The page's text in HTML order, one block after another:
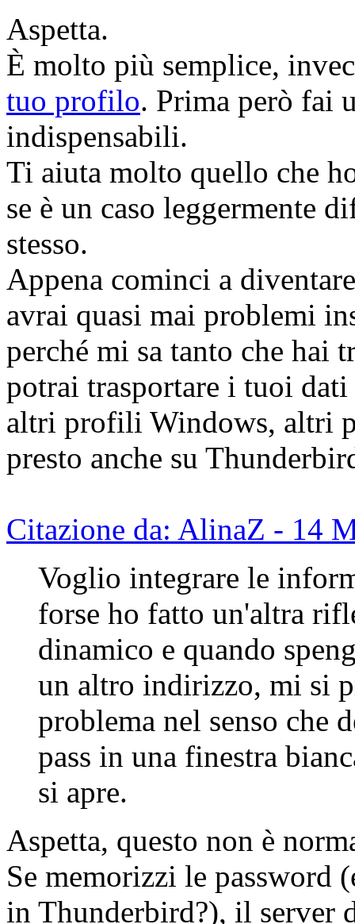
Aspetta.
È molto più semplice,
tuo profilo. Prima però fai
indispensabili.
Ti aiuta molto quello che
se è un caso leggermente
stesso.
Appena cominci a
avrai quasi mai problemi
perché mi sa tanto che hai
potrai trasportare i tuoi
altri profili Windows, altri
presto anche su
Citazione da: AlinaZ - 14
Voglio integrare le
forse ho fatto un'altra
dinamico e quando
un altro indirizzo, mi si
problema nel senso che
pass in una finestra
si apre.
Aspetta, questo non è
Se memorizzi le password
in Thunderbird?), il server